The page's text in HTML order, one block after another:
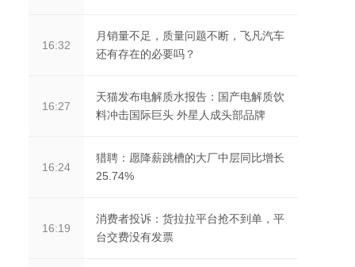
16:32
月销量不足，质量问题不断，飞凡汽车
还有存在的必要吗？
16:27
天猫发布电解质水报告：国产电解质饮
料冲击国际巨头 外星人成头部品牌
16:24
猎聘：愿降薪跳槽的大厂中层同比增长
25.74%
16:19
消费者投诉：货拉拉平台抢不到单，平
台交费没有发票